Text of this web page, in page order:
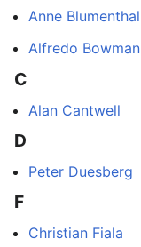
Anne Blumenthal
Alfredo Bowman
C
Alan Cantwell
D
Peter Duesberg
F
Christian Fiala